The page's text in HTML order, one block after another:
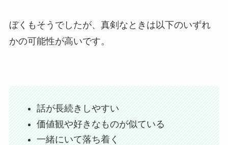
ぼくもそうでしたが、真剣なときは以下のいずれ
かの可能性が高いです。
話が長続きしやすい
価値観や好きなものが似ている
一緒にいて落ち着く